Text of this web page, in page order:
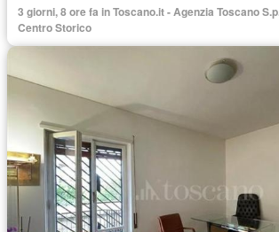
3 giorni, 8 ore fa in Toscano.it - Agenzia Toscano
Centro Storico